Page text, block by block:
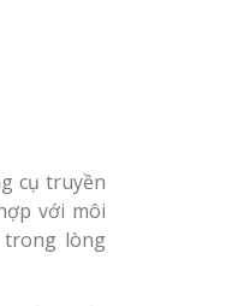
cụ truyền
với môi
trong lòng